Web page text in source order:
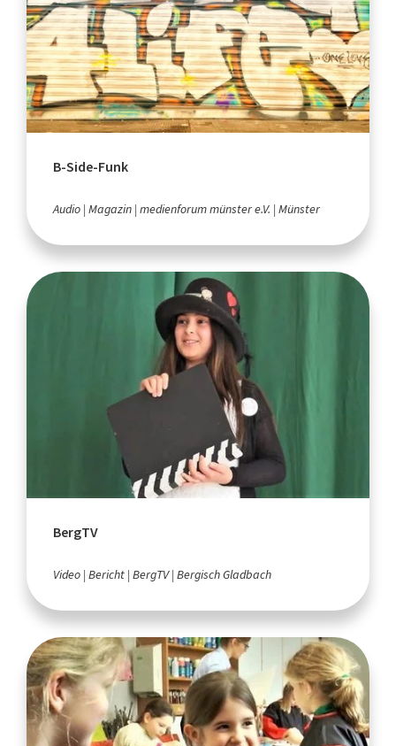
B-Side-Funk
Audio Magazin medienforum münster e.V. Münster
BergTV
Video Bericht BergTV Bergisch Gladbach